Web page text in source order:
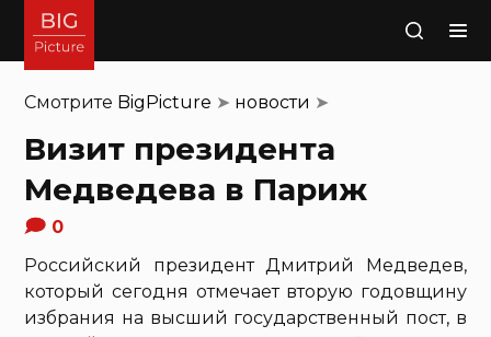
Поиск
Смотрите BigPicture ➤ новости ➤
Визит президента
Медведева в Париж
0
Российский президент Дмитрий Медведев,
который сегодня отмечает вторую годовщину
избрания на высший государственный пост, в